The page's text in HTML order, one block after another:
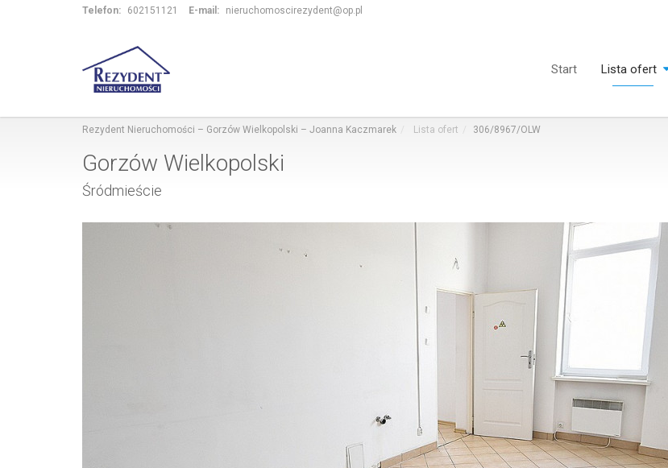
Telefon: 602151121 E-mail: nieruchomoscirezydent@op.pl
Start Lista ofert
Rezydent Nieruchomości – Gorzów Wielkopolski – Joanna Kaczmarek Lista ofert 306/8967/OLW
Gorzów Wielkopolski
Śródmieście